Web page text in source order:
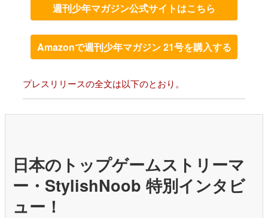
週刊少年マガジン公式サイトはこちら
Amazonで週刊少年マガジン 21号を購入する
プレスリリースの全文は以下のとおり。
日本のトップゲームストリーマ
ー・StylishNoob 特別インタビ
ュー！